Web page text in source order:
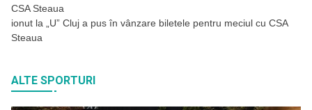
CSA Steaua
ionut la
„U” Cluj a pus în vânzare biletele pentru meciul cu CSA
Steaua
ALTE SPORTURI